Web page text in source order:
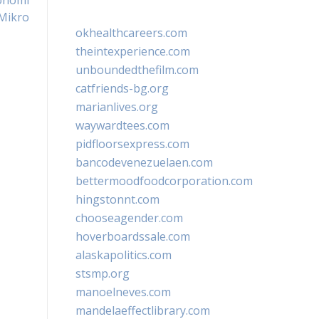
okhealthcareers.com
theintexperience.com
unboundedthefilm.com
catfriends-bg.org
marianlives.org
waywardtees.com
pidfloorsexpress.com
bancodevenezuelaen.com
bettermoodfoodcorporation.com
hingstonnt.com
chooseagender.com
hoverboardssale.com
alaskapolitics.com
stsmp.org
manoelneves.com
mandelaeffectlibrary.com